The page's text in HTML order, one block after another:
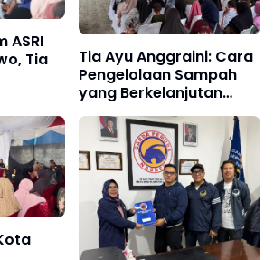
ASRI
Tia
Tia Ayu Anggraini: Cara
Pengelolaan Sampah
yang Berkelanjutan
Penting Diketahui
Masyarakat